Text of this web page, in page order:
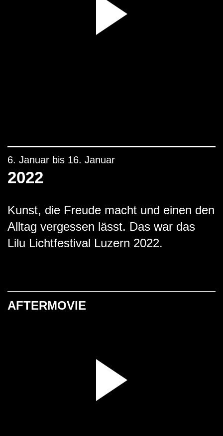
2022
6. Januar bis 16. Januar
Kunst, die Freude macht und einen den
Alltag vergessen lässt. Das war das
Lilu Lichtfestival Luzern 2022.
AFTERMOVIE